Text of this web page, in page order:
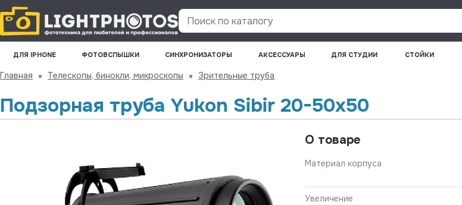
Поиск по каталогу
ДЛЯ IPHONE ФОТОВСПЫШКИ СИНХРОНИЗАТОРЫ АКСЕССУАРЫ ДЛЯ СТУДИИ СТОЙКИ
Главная » Телескопы, бинокли, микроскопы » Зрительные труба
Подзорная труба Yukon Sibir 20-50x50
О товаре
Материал корпуса
Увеличение